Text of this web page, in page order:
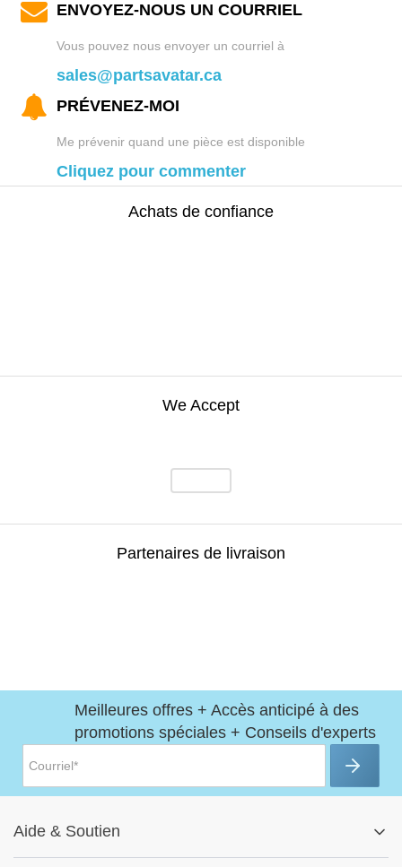
ENVOYEZ-NOUS UN COURRIEL
Vous pouvez nous envoyer un courriel à
sales@partsavatar.ca
PRÉVENEZ-MOI
Me prévenir quand une pièce est disponible
Cliquez pour commenter
Achats de confiance
We Accept
Partenaires de livraison
Meilleures offres + Accès anticipé à des
promotions spéciales + Conseils d'experts
Aide & Soutien